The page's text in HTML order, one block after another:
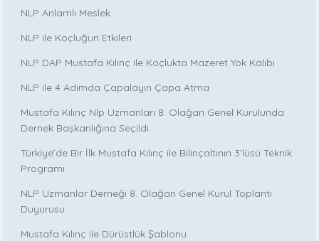
NLP Anlamlı Meslek
NLP ile Koçluğun Etkileri
NLP DAP Mustafa Kılınç ile Koçlukta Mazeret Yok Kalıbı
NLP ile 4 Adımda Çapalayın Çapa Atma
Mustafa Kılınç Nlp Uzmanları 8. Olağan Genel Kurulunda
Dernek Başkanlığına Seçildi
Türkiye’de Bir İlk Mustafa Kılınç ile Bilinçaltının 3’lüsü Teknik
Programı
NLP Uzmanlar Derneği 8. Olağan Genel Kurul Toplantı
Duyurusu
Mustafa Kılınç ile Dürüstlük Şablonu